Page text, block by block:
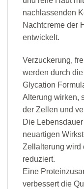
nachlassenden
Nachtcreme der
entwickelt.
Verzuckerung,
werden durch
Glycation
Alterung wirken,
der Zellen und
Die
neuartigen
Zellalterung wird
reduziert.
Eine
verbessert die